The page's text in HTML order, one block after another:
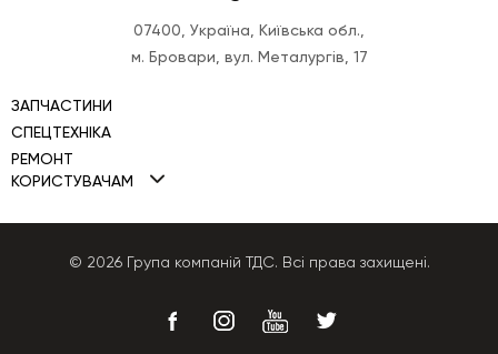
ЗАПЧАСТИНИ
СПЕЦТЕХНІКА
Міні навантажувачі TDC
Екскаватори-навантажувачі
РЕМОНТ
КОРИСТУВАЧАМ
Політика Cookies
Політика конфіденційності
07400, Україна, Київська обл.,
м. Бровари, вул. Металургів, 17
© 2026 Група компаній ТДС. Всі права захищені.